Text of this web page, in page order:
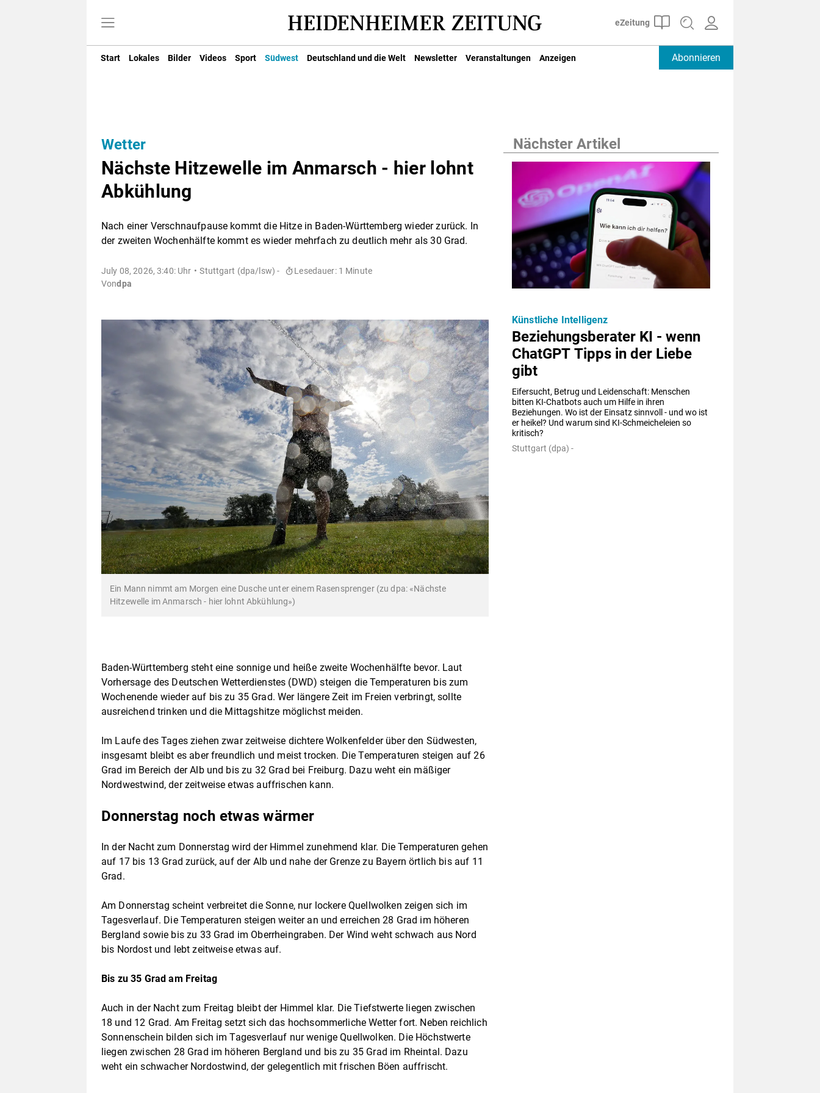
Start Lokales Bilder Videos Sport Südwest Deutschland und die Welt Newsletter Veranstaltungen Anzeigen Abonnieren
Wetter
Nächste Hitzewelle im Anmarsch - hier lohnt
Abkühlung
Nach einer Verschnaufpause kommt die Hitze in Baden-Württemberg wieder zurück. In
der zweiten Wochenhälfte kommt es wieder mehrfach zu deutlich mehr als 30 Grad.
July 08, 2026, 3:40: Uhr Stuttgart (dpa/lsw) -
Lesedauer: 1 Minute
Vondpa
Ein Mann nimmt am Morgen eine Dusche unter einem Rasensprenger (zu dpa: «Nächste
Hitzewelle im Anmarsch - hier lohnt Abkühlung»)
Baden-Württemberg steht eine sonnige und heiße zweite Wochenhälfte bevor. Laut
Vorhersage des Deutschen Wetterdienstes (DWD) steigen die Temperaturen bis zum
Wochenende wieder auf bis zu 35 Grad. Wer längere Zeit im Freien verbringt, sollte
ausreichend trinken und die Mittagshitze möglichst meiden.
Im Laufe des Tages ziehen zwar zeitweise dichtere Wolkenfelder über den Südwesten,
insgesamt bleibt es aber freundlich und meist trocken. Die Temperaturen steigen auf 26
Grad im Bereich der Alb und bis zu 32 Grad bei Freiburg. Dazu weht ein mäßiger
Nordwestwind, der zeitweise etwas auffrischen kann.
Donnerstag noch etwas wärmer
In der Nacht zum Donnerstag wird der Himmel zunehmend klar. Die Temperaturen gehen
auf 17 bis 13 Grad zurück, auf der Alb und nahe der Grenze zu Bayern örtlich bis auf 11
Grad.
Am Donnerstag scheint verbreitet die Sonne, nur lockere Quellwolken zeigen sich im
Tagesverlauf. Die Temperaturen steigen weiter an und erreichen 28 Grad im höheren
Bergland sowie bis zu 33 Grad im Oberrheingraben. Der Wind weht schwach aus Nord
bis Nordost und lebt zeitweise etwas auf.
Bis zu 35 Grad am Freitag
Auch in der Nacht zum Freitag bleibt der Himmel klar. Die Tiefstwerte liegen zwischen
18 und 12 Grad. Am Freitag setzt sich das hochsommerliche Wetter fort. Neben reichlich
Sonnenschein bilden sich im Tagesverlauf nur wenige Quellwolken. Die Höchstwerte
liegen zwischen 28 Grad im höheren Bergland und bis zu 35 Grad im Rheintal. Dazu
weht ein schwacher Nordostwind, der gelegentlich mit frischen Böen auffrischt.
Nächster Artikel
Beziehungsberater KI - wenn
ChatGPT Tipps in der Liebe
gibt
Eifersucht, Betrug und Leidenschaft: Menschen
bitten KI-Chatbots auch um Hilfe in ihren
Beziehungen. Wo ist der Einsatz sinnvoll - und wo ist
er heikel? Und warum sind KI-Schmeicheleien so
kritisch?
Künstliche Intelligenz
Stuttgart (dpa) -